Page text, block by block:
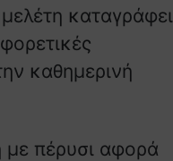
καταγράφει
καθημερινή
με πέρυσι αφορά